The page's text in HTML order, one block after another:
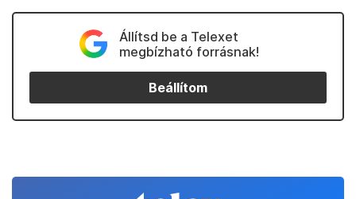
Állítsd be a Telexet
megbízható forrásnak!
Beállítom